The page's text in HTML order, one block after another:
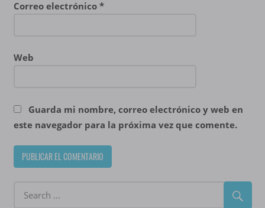
Correo electrónico *
Web
Guarda mi nombre, correo electrónico y web en
este navegador para la próxima vez que comente.